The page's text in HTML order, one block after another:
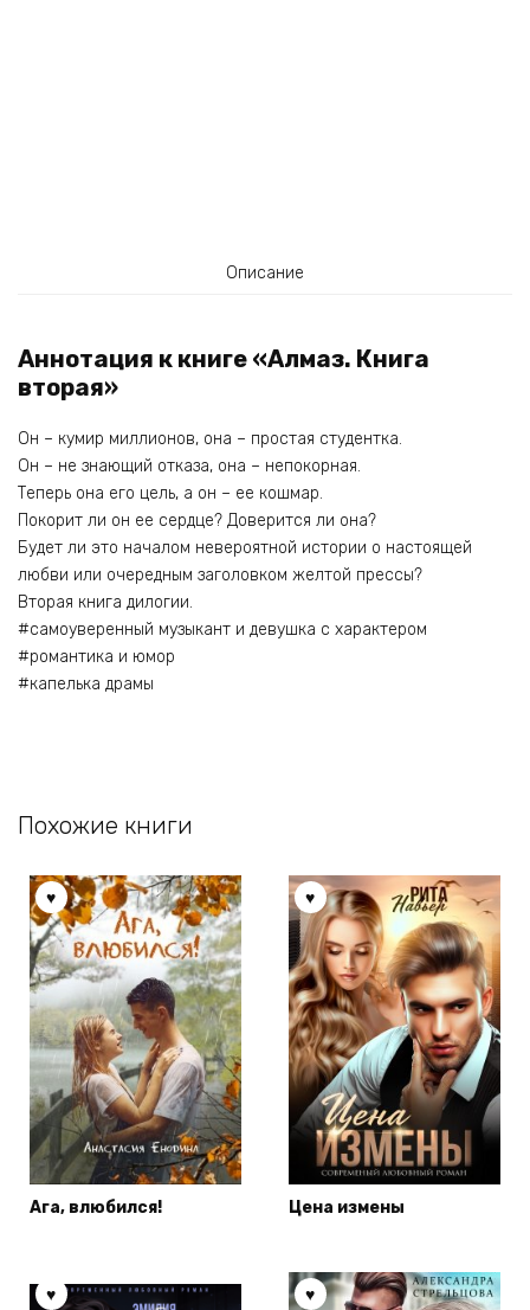
Описание
Аннотация к книге «Алмаз. Книга
вторая»
Он – кумир миллионов, она – простая студентка.
Он – не знающий отказа, она – непокорная.
Теперь она его цель, а он – ее кошмар.
Покорит ли он ее сердце? Доверится ли она?
Будет ли это началом невероятной истории о настоящей
любви или очередным заголовком желтой прессы?
Вторая книга дилогии.
#самоуверенный музыкант и девушка с характером
#романтика и юмор
#капелька драмы
Похожие книги
Ага, влюбился! Цена измены